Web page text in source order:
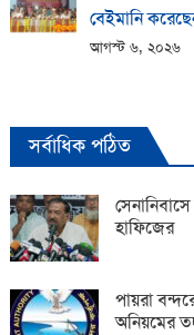
বেইমানি
আগস্ট ৬, ২০২৬
সর্বাধিক পঠিত
হাফিজের
পায়রা
অনিয়মের